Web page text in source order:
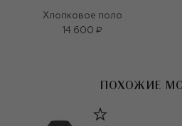
Хлопковое поло
14 600 ₽
ПОХОЖИЕ